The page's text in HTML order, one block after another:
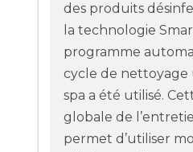
des produits
la technologie
programme
cycle de nettoyage
spa a été utilisé.
globale de
permet d’utiliser